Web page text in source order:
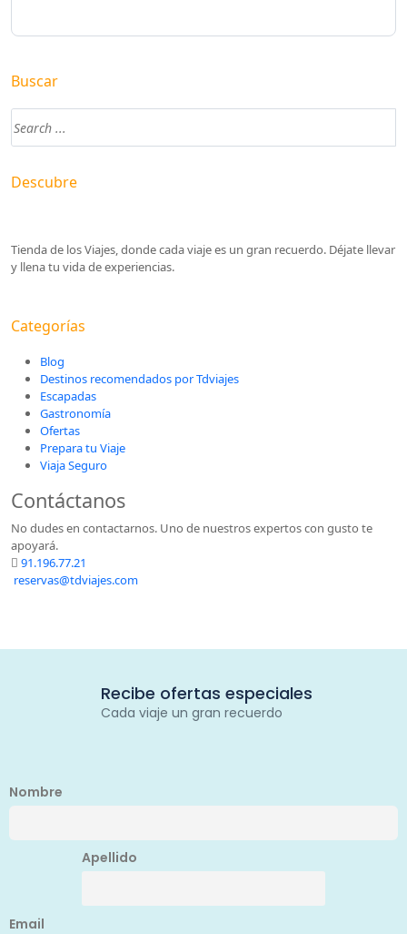
Buscar
Descubre
Tienda de los Viajes, donde cada viaje es un gran recuerdo. Déjate llevar
y llena tu vida de experiencias.
Categorías
Blog
Destinos recomendados por Tdviajes
Escapadas
Gastronomía
Ofertas
Prepara tu Viaje
Viaja Seguro
Contáctanos
No dudes en contactarnos. Uno de nuestros expertos con gusto te
apoyará.
91.196.77.21
reservas@tdviajes.com
Recibe ofertas especiales
Cada viaje un gran recuerdo
Nombre
Apellido
Email